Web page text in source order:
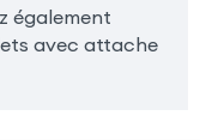
également
avec attache